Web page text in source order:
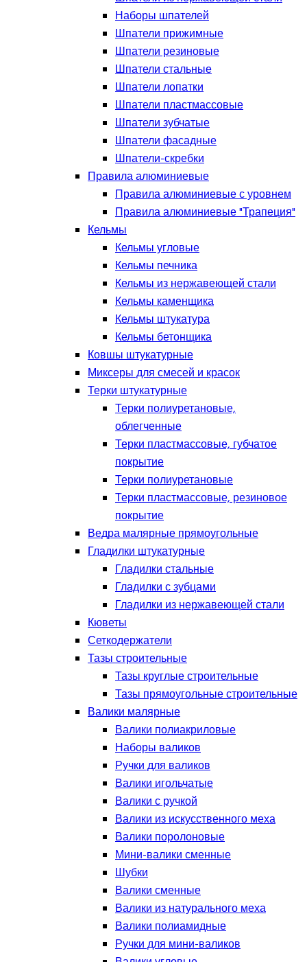
Наборы шпателей
Шпатели прижимные
Шпатели резиновые
Шпатели стальные
Шпатели лопатки
Шпатели пластмассовые
Шпатели зубчатые
Шпатели фасадные
Шпатели-скребки
Правила алюминиевые
Правила алюминиевые с уровнем
Правила алюминиевые "Трапеция"
Кельмы
Кельмы угловые
Кельмы печника
Кельмы из нержавеющей стали
Кельмы каменщика
Кельмы штукатура
Кельмы бетонщика
Ковшы штукатурные
Миксеры для смесей и красок
Терки штукатурные
Терки полиуретановые,
облегченные
Терки пластмассовые, губчатое
покрытие
Терки полиуретановые
Терки пластмассовые, резиновое
покрытие
Ведра малярные прямоугольные
Гладилки штукатурные
Гладилки стальные
Гладилки с зубцами
Гладилки из нержавеющей стали
Кюветы
Сеткодержатели
Тазы строительные
Тазы круглые строительные
Тазы прямоугольные строительные
Валики малярные
Валики полиакриловые
Наборы валиков
Ручки для валиков
Валики игольчатые
Валики с ручкой
Валики из искусственного меха
Валики поролоновые
Мини-валики сменные
Шубки
Валики сменные
Валики из натурального меха
Валики полиамидные
Ручки для мини-валиков